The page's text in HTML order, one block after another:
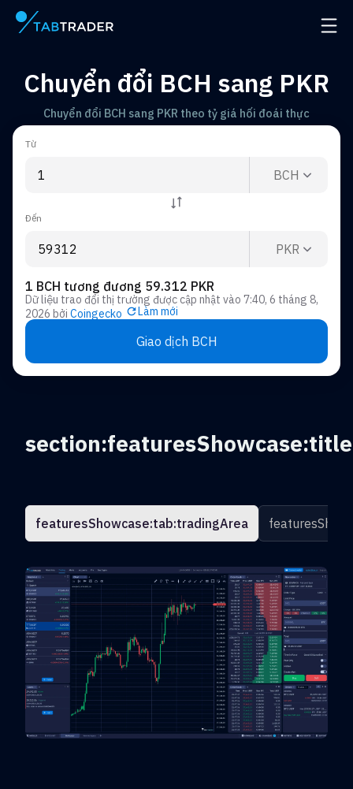
Trang chính Mở
Chuyển đổi BCH sang PKR
Chuyển đổi BCH sang PKR theo tỷ giá hối đoái thực
Từ
BCH
Đến
PKR
1 BCH tương đương 59.312 PKR
Dữ liệu trao đổi thị trường được cập nhật vào 7:40, 6 tháng 8,
2026 bởi Coingecko Làm mới
Giao dịch BCH
section:featuresShowcase:title
featuresShowcase:tab:tradingArea